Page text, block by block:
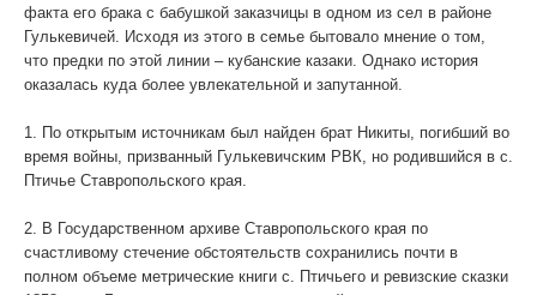
Личный кабинет
Поиск
WhatsApp
факта его брака с бабушкой заказчицы в одном из сел в районе
Гулькевичей. Исходя из этого в семье бытовало мнение о том,
что предки по этой линии – кубанские казаки. Однако история
оказалась куда более увлекательной и запутанной.
1. По открытым источникам был найден брат Никиты, погибший во
время войны, призванный Гулькевичским РВК, но родившийся в с.
Птичье Ставропольского края.
2. В Государственном архиве Ставропольского края по
счастливому стечение обстоятельств сохранились почти в
полном объеме метрические книги с. Птичьего и ревизские сказки